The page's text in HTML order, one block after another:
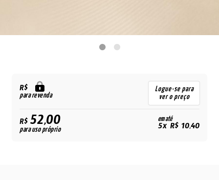
R$
para revenda
Logue-se para
ver o preço
R$52,00
para uso próprio
em até
5x R$ 10,40